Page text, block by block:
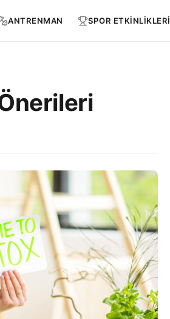
ANTRENMAN SPOR ETKİNLİKLERİ